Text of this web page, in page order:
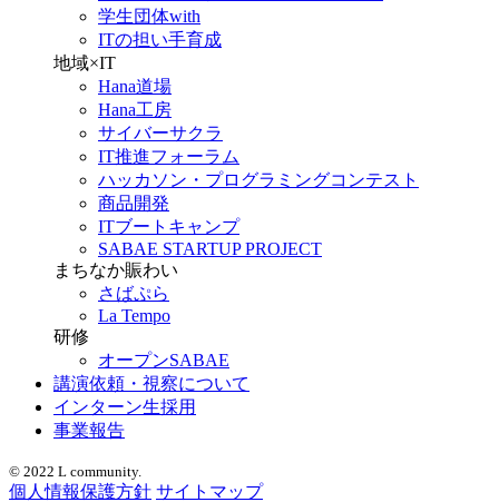
学生団体with
ITの担い手育成
地域×IT
Hana道場
Hana工房
サイバーサクラ
IT推進フォーラム
ハッカソン・プログラミングコンテスト
商品開発
ITブートキャンプ
SABAE STARTUP PROJECT
まちなか賑わい
さばぷら
La Tempo
研修
オープンSABAE
講演依頼・視察について
インターン生採用
事業報告
© 2022 L community.
個人情報保護方針 サイトマップ